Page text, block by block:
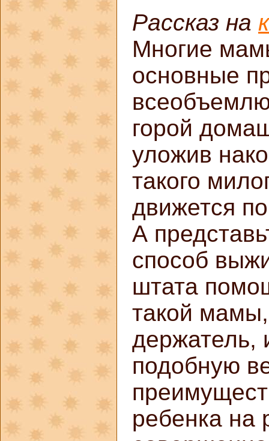
Рассказ на
Многие
основные
горой
уложив
такого
движется
А
способ
штата
такой
подобную
ребенка на